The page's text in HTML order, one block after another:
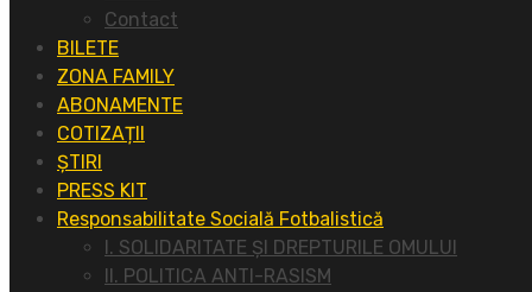
Contact
BILETE
ZONA FAMILY
ABONAMENTE
COTIZAȚII
ȘTIRI
PRESS KIT
Responsabilitate Socială Fotbalistică
I. SOLIDARITATE ȘI DREPTURILE OMULUI
II. POLITICA ANTI-RASISM